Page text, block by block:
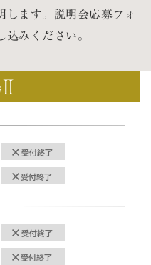
します。説明会応募フォ
込みください。
受付終了
受付終了
受付終了
受付終了